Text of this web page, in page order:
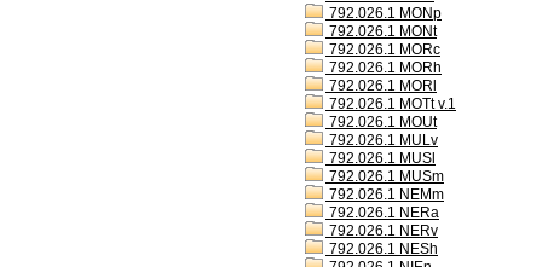
792.026.1 MONp
792.026.1 MONt
792.026.1 MORc
792.026.1 MORh
792.026.1 MORl
792.026.1 MOTt v.1
792.026.1 MOUt
792.026.1 MULv
792.026.1 MUSl
792.026.1 MUSm
792.026.1 NEMm
792.026.1 NERa
792.026.1 NERv
792.026.1 NESh